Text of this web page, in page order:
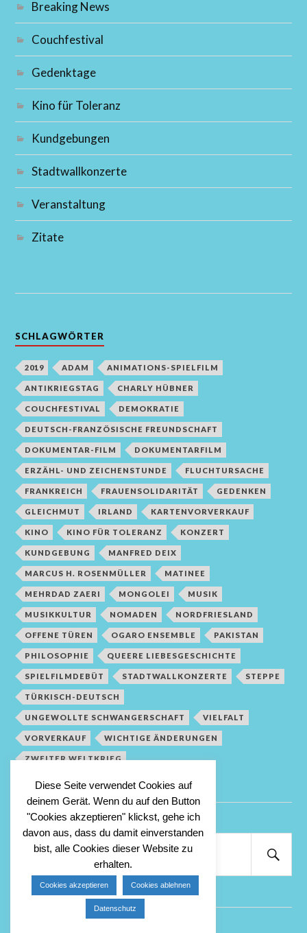
Breaking News
Couchfestival
Gedenktage
Kino für Toleranz
Kundgebungen
Stadtwallkonzerte
Veranstaltung
Zitate
SCHLAGWÖRTER
2019 ADAM ANIMATIONS-SPIELFILM
ANTIKRIEGSTAG CHARLY HÜBNER
COUCHFESTIVAL DEMOKRATIE
DEUTSCH-FRANZÖSISCHE FREUNDSCHAFT
DOKUMENTAR-FILM DOKUMENTARFILM
ERZÄHL- UND ZEICHENSTUNDE FLUCHTURSACHE
FRANKREICH FRAUENSOLIDARITÄT GEDENKEN
GLEICHMUT IRLAND KARTENVORVERKAUF
KINO KINO FÜR TOLERANZ KONZERT
KUNDGEBUNG MANFRED DEIX
MARCUS H. ROSENMÜLLER MATINEE
MEHRDAD ZAERI MONGOLEI MUSIK
MUSIKKULTUR NOMADEN NORDFRIESLAND
OFFENE TÜREN OGARO ENSEMBLE PAKISTAN
PHILOSOPHIE QUEERE LIEBESGESCHICHTE
SPIELFILMDEBÜT STADTWALLKONZERTE STEPPE
TÜRKISCH-DEUTSCH
UNGEWOLLTE SCHWANGERSCHAFT VIELFALT
VORVERKAUF WICHTIGE ÄNDERUNGEN
ZWEITER WELTKRIEG
Suchen
Diese Seite verwendet Cookies auf
deinem Gerät. Wenn du auf den Button
"Cookies akzeptieren" klickst, gehe ich
davon aus, dass du damit einverstanden
bist, alle Cookies dieser Website zu
erhalten.
Cookies akzeptieren Cookies ablehnen
Datenschutz